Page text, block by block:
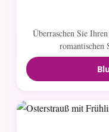
Überraschen Sie
romantischen